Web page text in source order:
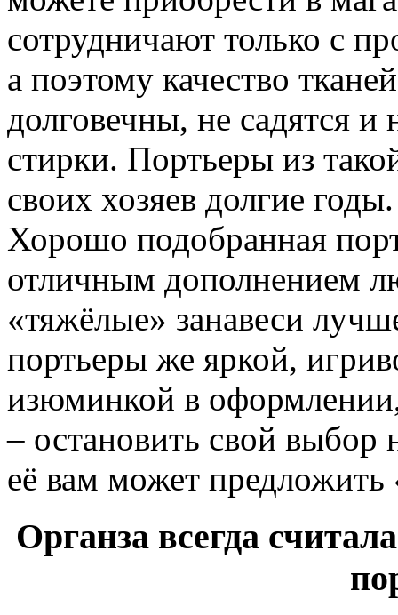
сотрудничают только с
а поэтому качество
долговечны, не садятся
стирки. Портьеры из
своих хозяев долгие годы.
Хорошо подобранная
отличным дополнением
«тяжёлые» занавеси
портьеры же яркой,
изюминкой в
– остановить свой выбор
её вам может
Органза всегда